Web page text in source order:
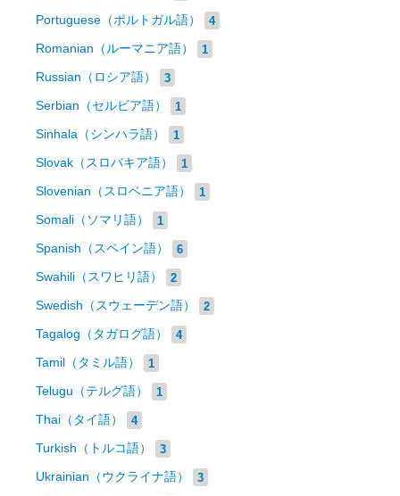
Portuguese（ポルトガル語） 4
Romanian（ルーマニア語） 1
Russian（ロシア語） 3
Serbian（セルビア語） 1
Sinhala（シンハラ語） 1
Slovak（スロバキア語） 1
Slovenian（スロベニア語） 1
Somali（ソマリ語） 1
Spanish（スペイン語） 6
Swahili（スワヒリ語） 2
Swedish（スウェーデン語） 2
Tagalog（タガログ語） 4
Tamil（タミル語） 1
Telugu（テルグ語） 1
Thai（タイ語） 4
Turkish（トルコ語） 3
Ukrainian（ウクライナ語） 3